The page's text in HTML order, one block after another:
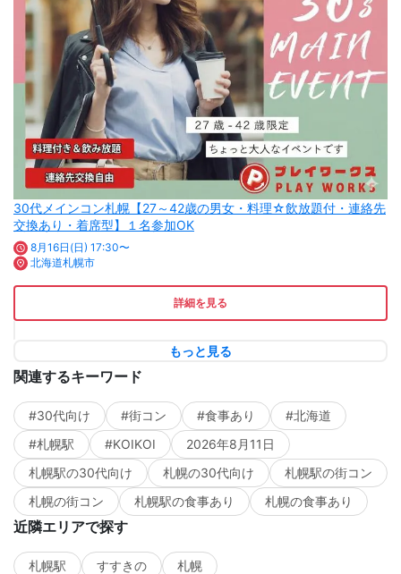
30代メインコン札幌【27～42歳の男女・料理☆飲放題付・連絡先
交換あり・着席型】１名参加OK
8月16日(日) 17:30〜
北海道札幌市
詳細を見る
もっと見る
関連するキーワード
#30代向け #街コン #食事あり
#北海道
#札幌駅
#KOIKOI
2026年8月11日
札幌駅の30代向け
札幌の30代向け
札幌駅の街コン
札幌の街コン
札幌駅の食事あり 札幌の食事あり
近隣エリアで探す
札幌駅 すすきの 札幌